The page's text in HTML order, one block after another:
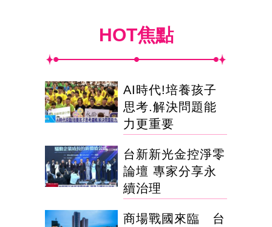
HOT焦點
AI時代!培養孩子
思考.解決問題能
力更重要
台新新光金控淨零
論壇 專家分享永
續治理
商場戰國來臨 台